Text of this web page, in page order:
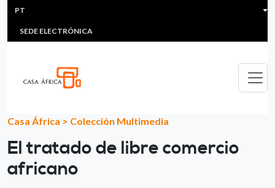
Passar para o conteúdo principal
HEADER MENU
MULTIMEDIA
SEDE ELECTRÓNICA
PT
Casa África > Colección Multimedia
El tratado de libre comercio
africano